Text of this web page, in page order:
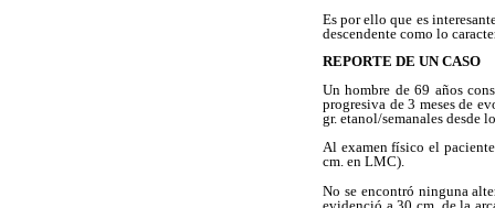
Es por ello que es
descendente como lo
REPORTE DE UN CASO
Un hombre de 69 años
progresiva de 3 meses de
gr. etanol/semanales desde
Al examen físico el
cm. en LMC).
No se encontró ninguna